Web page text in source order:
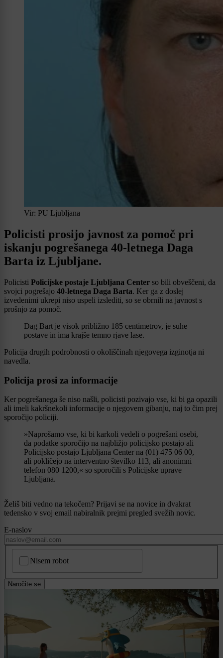
Vir: PU Ljubljana
Policisti prosijo javnost za pomoč pri
iskanju pogrešanega 40-letnega Daga
Barta iz Ljubljane.
Policisti Policijske postaje Ljubljana Center so bili obveščeni, da
svojci pogrešajo 40-letnega Daga Barta. Ker ga z doslej
izvedenimi ukrepi niso uspeli izslediti, so se obrnili na javnost s
prošnjo za pomoč.
Dag Bart je visok približno 185 centimetrov, je suhe
postave in ima krajše temno rjave lase.
Policija drugih podrobnosti o okoliščinah njegovega izginotja ni
navedla.
Policija prosi za informacije
Ker pogrešanega še niso našli, policisti pozivajo vse, ki bi ga opazili
ali imeli kakršnekoli informacije o njegovem gibanju, naj to čim prej
sporočijo policiji.
»Naprošamo vse, ki bi karkoli vedeli o pogrešani osebi,
da podatke sporočijo na najbližjo policijsko postajo ali
Policijsko postajo Ljubljana Center na (01) 475 06 00,
ali pokličejo na interventno številko 113, ali anonimni
telefon 080 1200,« so sporočili s Policijske uprave
Ljubljana.
Želiš biti vedno na tekočem? Prijavi se na novice in dvakrat
tedensko v svoj email nabiralnik prejmi pregled svežih novic.
E-naslov
Nisem robot
Naročite se